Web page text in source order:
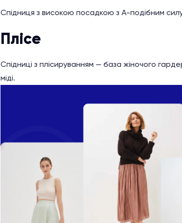
Спідниця з високою посадкою з А-подібним
Плісе
Спідниці з плісируванням — база жіночого
міді.